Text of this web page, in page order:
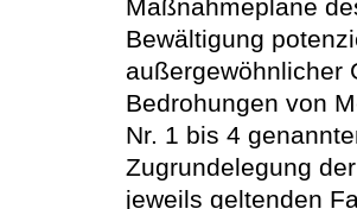
Maßnahmepläne
Bewältigung
außergewöhnlicher
Bedrohungen von
Nr. 1 bis 4
Zugrundelegung
jeweils geltenden